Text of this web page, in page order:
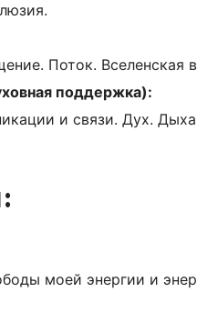
Поток. Вселенская
поддержка):
и связи. Дух.
моей энергии и